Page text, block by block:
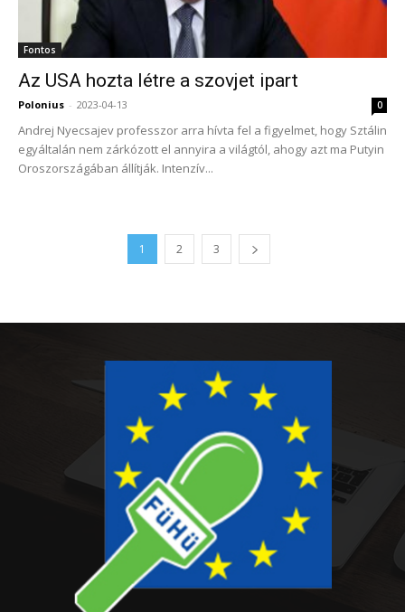
Fontos
Az USA hozta létre a szovjet ipart
Polonius - 2023-04-13 0
Andrej Nyecsajev professzor arra hívta fel a figyelmet, hogy Sztálin
egyáltalán nem zárkózott el annyira a világtól, ahogy azt ma Putyin
Oroszországában állítják. Intenzív...
1 2 3